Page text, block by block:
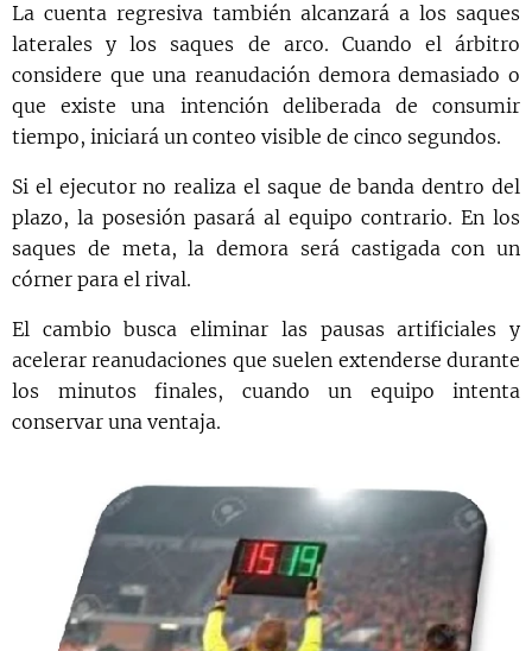
La cuenta regresiva también alcanzará a los saques
laterales y los saques de arco. Cuando el árbitro
considere que una reanudación demora demasiado o
que existe una intención deliberada de consumir
tiempo, iniciará un conteo visible de cinco segundos.
Si el ejecutor no realiza el saque de banda dentro del
plazo, la posesión pasará al equipo contrario. En los
saques de meta, la demora será castigada con un
córner para el rival.
El cambio busca eliminar las pausas artificiales y
acelerar reanudaciones que suelen extenderse durante
los minutos finales, cuando un equipo intenta
conservar una ventaja.